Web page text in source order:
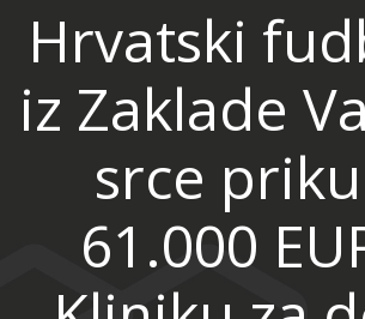
Hrvatski
iz Zaklade
srce
61.000